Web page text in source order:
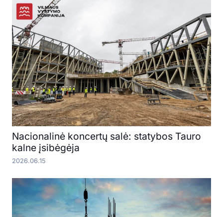
Nacionalinė koncertų salė: statybos Tauro
kalne įsibėgėja
2026.06.15